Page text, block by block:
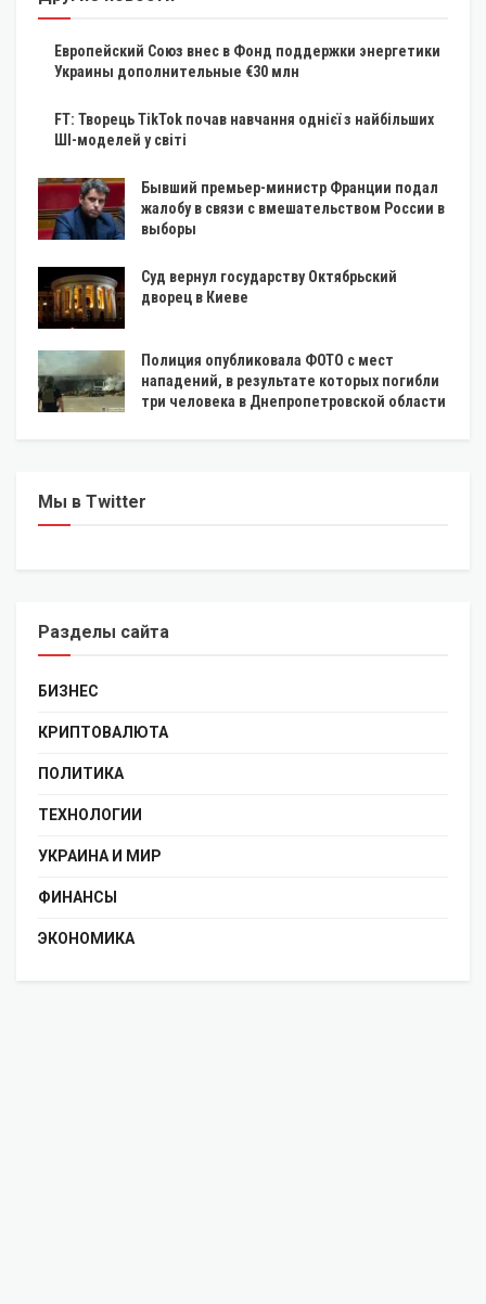
Европейский Союз внес в Фонд поддержки энергетики
Украины дополнительные €30 млн
FT: Творець TikTok почав навчання однієї з найбільших
ШІ-моделей у світі
Бывший премьер-министр Франции подал
жалобу в связи с вмешательством России в
выборы
Суд вернул государству Октябрьский
дворец в Киеве
Полиция опубликовала ФОТО с мест
нападений, в результате которых погибли
три человека в Днепропетровской области
Мы в Twitter
Разделы сайта
БИЗНЕС
КРИПТОВАЛЮТА
ПОЛИТИКА
ТЕХНОЛОГИИ
УКРАИНА И МИР
ФИНАНСЫ
ЭКОНОМИКА